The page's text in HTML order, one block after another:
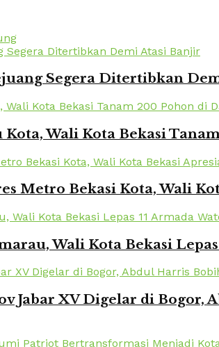
Segera Ditertibkan
Wali Kota Bekasi
Metro Bekasi Kota, Wali
Wali Kota Bekasi
Jabar XV Digelar di Bogor,